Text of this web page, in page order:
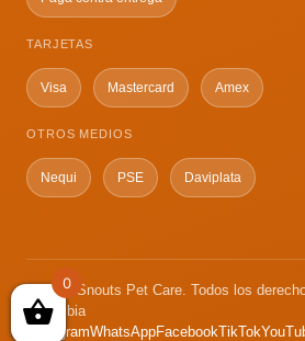
TARJETAS
Visa Mastercard Amex
OTROS MEDIOS
Nequi PSE Daviplata
© 2026 Snouts Pet Care. Todos los
Colombia
InstagramWhatsAppFacebookTikTok
0